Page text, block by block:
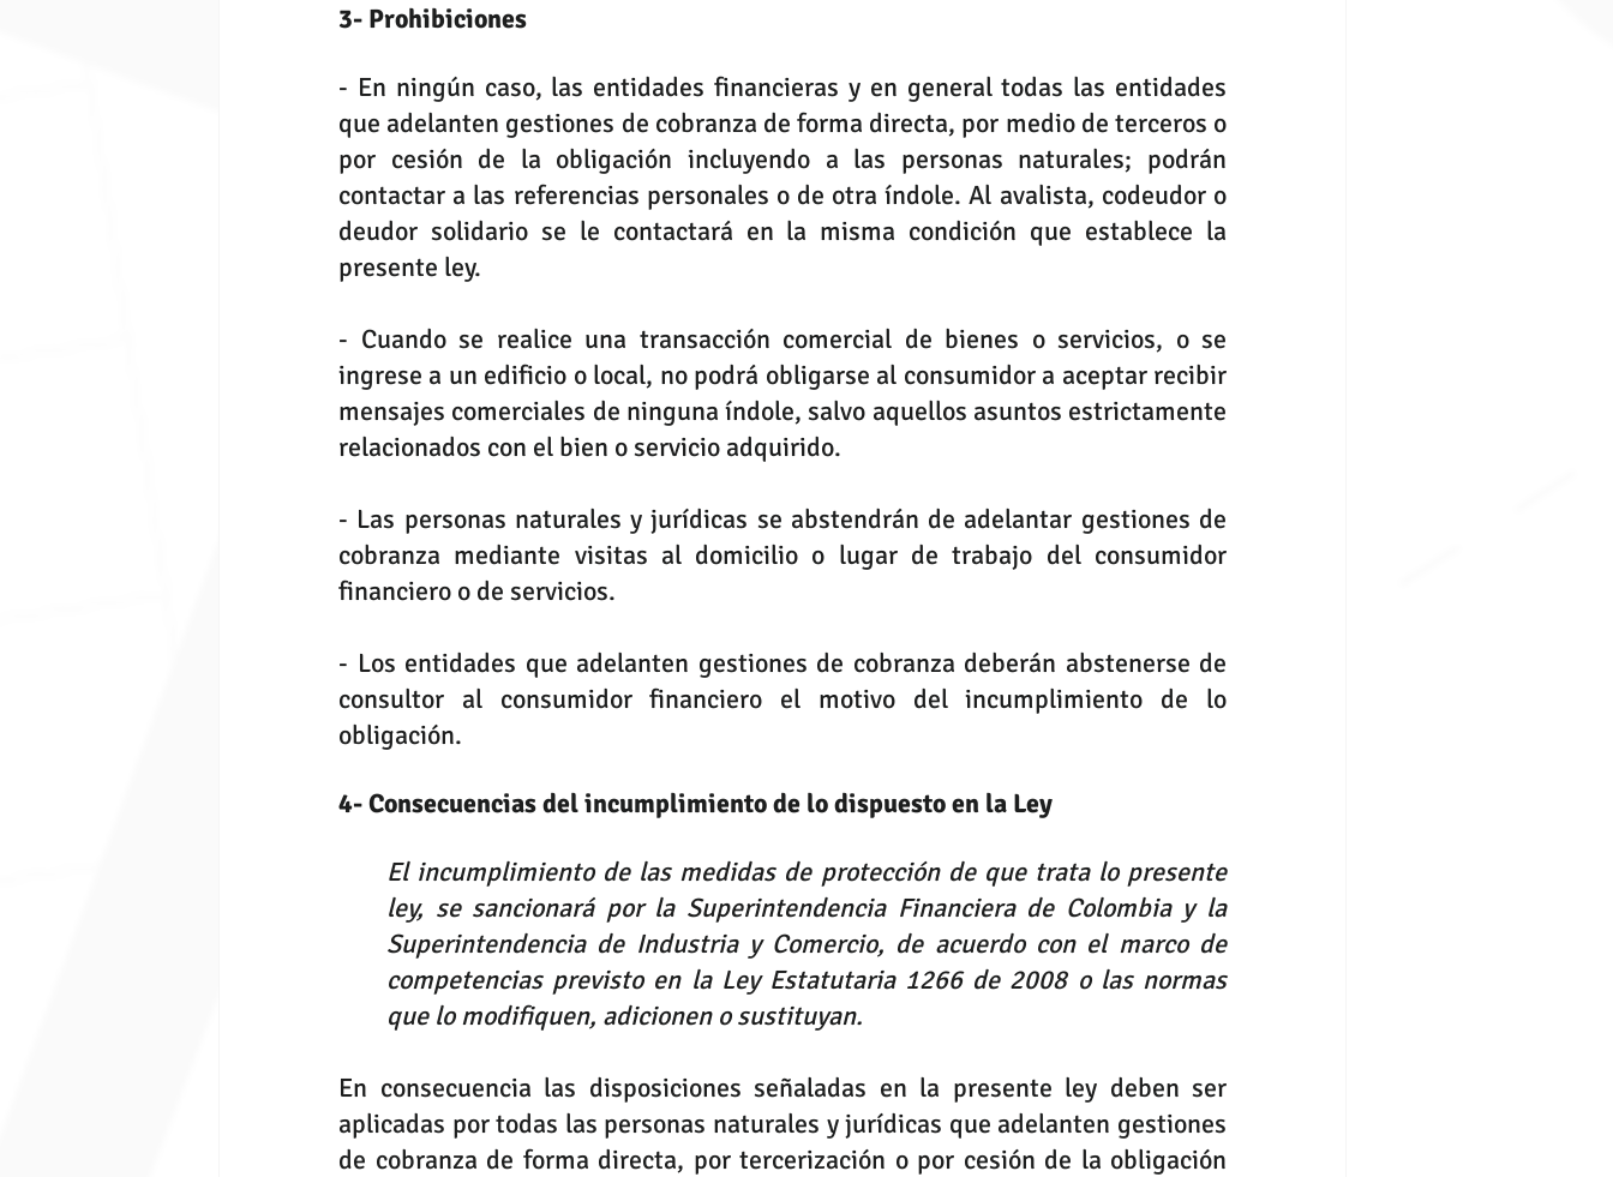
3- Prohibiciones
- En ningún caso, las entidades financieras y en general todas las entidades
que adelanten gestiones de cobranza de forma directa, por medio de terceros o
por cesión de la obligación incluyendo a las personas naturales; podrán
contactar a las referencias personales o de otra índole. Al avalista, codeudor o
deudor solidario se le contactará en la misma condición que establece la
presente ley.
- Cuando se realice una transacción comercial de bienes o servicios, o se
ingrese a un edificio o local, no podrá obligarse al consumidor a aceptar recibir
mensajes comerciales de ninguna índole, salvo aquellos asuntos estrictamente
relacionados con el bien o servicio adquirido.
- Las personas naturales y jurídicas se abstendrán de adelantar gestiones de
cobranza mediante visitas al domicilio o lugar de trabajo del consumidor
financiero o de servicios.
- Los entidades que adelanten gestiones de cobranza deberán abstenerse de
consultor al consumidor financiero el motivo del incumplimiento de lo
obligación.
4- Consecuencias del incumplimiento de lo dispuesto en la Ley
El incumplimiento de las medidas de protección de que trata lo presente
ley, se sancionará por la Superintendencia Financiera de Colombia y la
Superintendencia de Industria y Comercio, de acuerdo con el marco de
competencias previsto en la Ley Estatutaria 1266 de 2008 o las normas
que lo modifiquen, adicionen o sustituyan.
En consecuencia las disposiciones señaladas en la presente ley deben ser
aplicadas por todas las personas naturales y jurídicas que adelanten gestiones
de cobranza de forma directa, por tercerización o por cesión de la obligación